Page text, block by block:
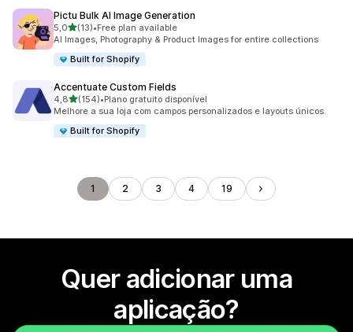
Pictu Bulk AI Image Generation
5,0de 5 estrelas
(13)
13 total de avaliações
•Free plan available
AI Images, Photography & Product Images for entire collections
Built for Shopify
Accentuate Custom Fields
4,8de 5 estrelas
(154)
154 total de avaliações
•Plano gratuito disponível
Melhore a sua loja com campos personalizados e layouts únicos.
Built for Shopify
1 2 3 4 19
Quer adicionar uma
aplicação?